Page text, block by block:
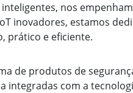
nos
inovadores, estamos
prático e eficiente.
de produtos de
integradas com a